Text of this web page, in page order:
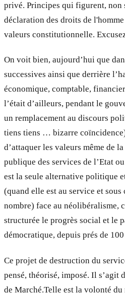
privé. Principes qui figurent, non
déclaration des droits de
valeurs constitutionnelle.
On voit bien, aujourd’hui que
successives ainsi que derrière
économique, comptable,
l’était d’ailleurs, pendant le
un remplacement au discours
tiens tiens … bizarre
d’attaquer les valeurs même de
publique des services de l’Etat
est la seule alternative politique
(quand elle est au service et
nombre) face au néolibéralisme,
structurée le progrès social et le
démocratique, depuis prés de 100
Ce projet de destruction du
pensé, théorisé, imposé. Il s’agit
de Marché.Telle est la volonté